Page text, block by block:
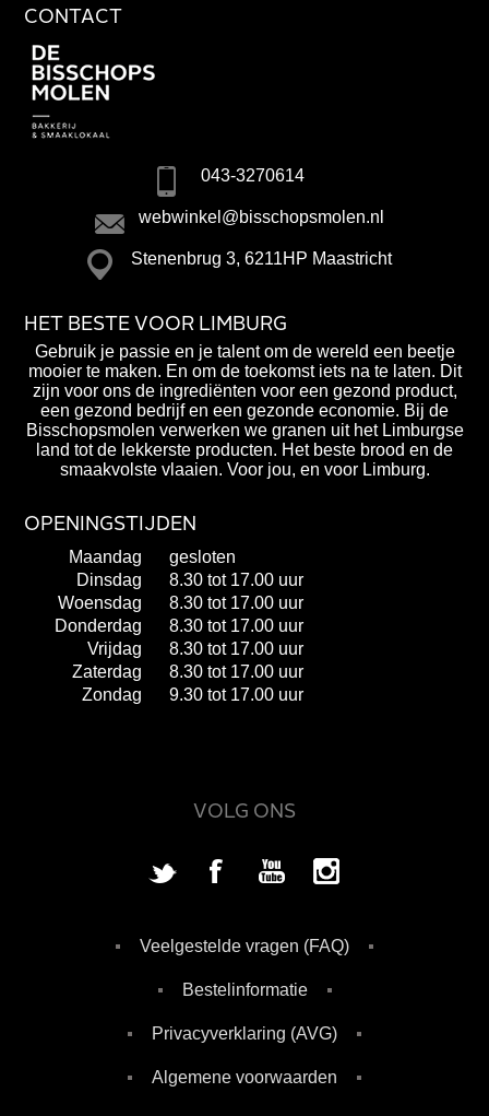
CONTACT
043-3270614
webwinkel@bisschopsmolen.nl
Stenenbrug 3, 6211HP Maastricht
HET BESTE VOOR LIMBURG
Gebruik je passie en je talent om de wereld een beetje
mooier te maken. En om de toekomst iets na te laten. Dit
zijn voor ons de ingrediënten voor een gezond product,
een gezond bedrijf en een gezonde economie. Bij de
Bisschopsmolen verwerken we granen uit het Limburgse
land tot de lekkerste producten. Het beste brood en de
smaakvolste vlaaien. Voor jou, en voor Limburg.
OPENINGSTIJDEN
Maandag
gesloten
Dinsdag
8.30 tot 17.00 uur
Woensdag
8.30 tot 17.00 uur
Donderdag
8.30 tot 17.00 uur
Vrijdag
8.30 tot 17.00 uur
Zaterdag
8.30 tot 17.00 uur
Zondag
9.30 tot 17.00 uur
VOLG ONS
Veelgestelde vragen (FAQ)
Bestelinformatie
Privacyverklaring (AVG)
Algemene voorwaarden